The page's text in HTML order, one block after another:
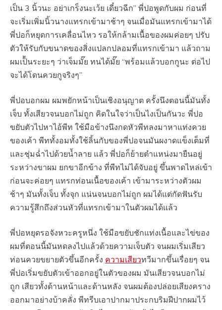
เป็น 3 นิ้วนะ อย่าเกร็งนะเว้ย เดี๋ยวฉีก” พี่ปอพูดกับผม ก่อนที่
จะเริ่มเพิ่มนิ้วนางแทรกเข้ามาช้าๆ จนเมื่อมันแทรกเข้ามาได้
พี่ปอก็หยุดการเคลื่อนไหว รอให้กล้ามเนื้อของผมค่อยๆ ปรับ
ตัวให้รับกับขนาดของสิ่งแปลกปลอมที่แทรกเข้ามา แล้วถาม
ผมเป็้นระยะๆ ว่าเจ็มมั๊ย ทนได้มั๊ย “พร้อมแล้วบอกกูนะ ต่อไป
จะได้โดนควยกูจริงๆ”
พี่ปอบอกผม ผมพยักหน้าเป็นเชิงอนุญาต ครั้งนึงตอนนี้มันทั้ง
เจ็บ ทั้งเสียวจนบอกไม่ถูก คิดในใจว่าเป็นไงเป็นกันวะ พี่ปอ
ขยับตัวไปหาไอ้พีท ใช้มือข้างนึงกดหัวพีทลงมาหาแท่งควย
ของเค้า พีททั้งอมทั้งใช้ลิ้นกับของพี่ปอจนมันผงาดแข็งเต็มที่
และชุ่มฉ่ำไปด้วยน้ำลาย แล้ว พี่ปอก็ย้ายตำแหน่งมายืนอยู่
ระหว่างขาผม ยกขาอีกข้าง ที่พีทไม่ได้จับอยู่ ขึ้นพาดไหล่เข้า
ก่อนจะค่อยๆ แทรกท่อนเนื้อของเค้า เข้ามาระหว่างตัวผม
ช้าๆ มันทั้งเจ็บ ทั้งจุก แน่นจนบอกไม่ถูก ผมได้แต่กัดฟันรับ
ความรู้สึกถึงส่วนหัวที่แทรกเข้ามาในตัวผมได้แล้ว
พี่ปอหยุดรอจังหวะครูหนึ่ง ใช้มือขยับชักแท่งเนื้อและไข่ของ
ผมที่ตอนนี้มันหดลงไปแล้วด้วยความเจ็บตัว จนผมเริ่มเสียว
ท่อนควยขยายตัวขึ้นอีกครั้ง ความเสียวทวีมากขึ้นเรื่อยๆ จน
พี่ปอเริ่มขยับตัวเข้าออกอยู่ในตัวของผม มันเสียวจนบอกไม่
ถูก เสียวทั้งด้านหน้าและด้านหลัง จนผมต้องปล่อยเสียงคราง
ออกมาอย่างบ้าคลั่ง พีทรีบเอาปากมาประกบริมฝีปากผมไว้